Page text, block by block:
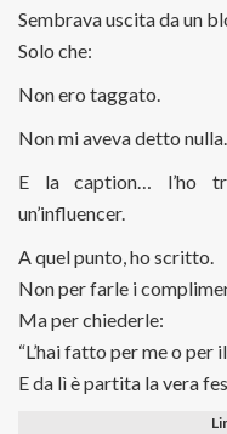
Sembrava uscita da un
Solo che:
Non ero taggato.
Non mi aveva detto nulla.
E la caption… l’ho
un’influencer.
A quel punto, ho scritto.
Non per farle i
Ma per chiederle:
“L’hai fatto per me o per
E da lì è partita la vera